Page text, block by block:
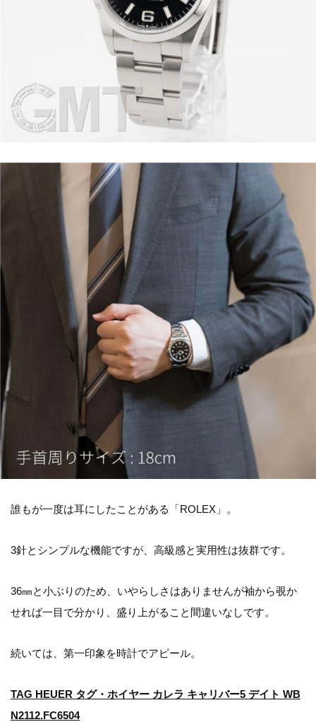
誰もが一度は耳にしたことがある「ROLEX」。
3針とシンプルな機能ですが、高級感と実用性は抜群です。
36㎜と小ぶりのため、いやらしさはありませんが袖から覗か
せれば一目で分かり、盛り上がること間違いなしです。
続いては、第一印象を時計でアピール。
TAG HEUER タグ・ホイヤー カレラ キャリバー5 デイト WB
N2112.FC6504